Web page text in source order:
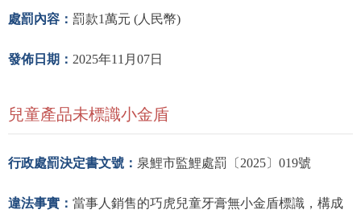
處罰內容： 罰款1萬元 (人民幣)
發佈日期： 2025年11月07日
兒童產品未標識小金盾
行政處罰決定書文號： 泉鯉市監鯉處罰〔2025〕019號
違法事實： 當事人銷售的巧虎兒童牙膏無小金盾標識，構成